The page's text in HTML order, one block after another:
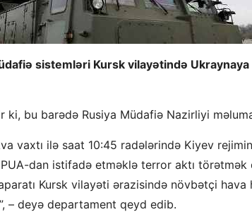
sistemləri Kursk vilayətində
ki, bu barədə Rusiya Müdafiə Nazirliyi
vaxtı ilə saat 10:45 radələrində Kiyev
dan istifadə etməklə terror aktı törətmək
Kursk vilayəti ərazisində növbətçi
– deyə departament qeyd edib.